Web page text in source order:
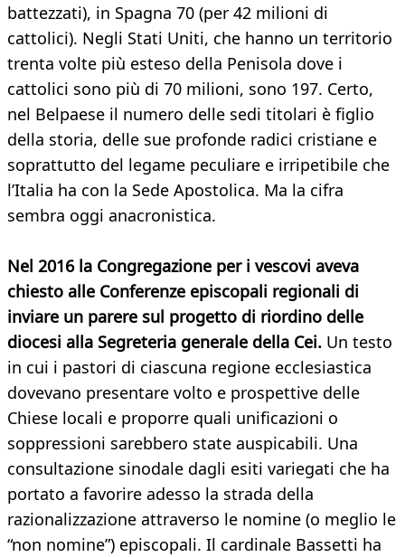
battezzati), in Spagna 70 (per 42 milioni di
cattolici). Negli Stati Uniti, che hanno un territorio
trenta volte più esteso della Penisola dove i
cattolici sono più di 70 milioni, sono 197. Certo,
nel Belpaese il numero delle sedi titolari è figlio
della storia, delle sue profonde radici cristiane e
soprattutto del legame peculiare e irripetibile che
l’Italia ha con la Sede Apostolica. Ma la cifra
sembra oggi anacronistica.
Nel 2016 la Congregazione per i vescovi aveva
chiesto alle Conferenze episcopali regionali di
inviare un parere sul progetto di riordino delle
diocesi alla Segreteria generale della Cei. Un testo
in cui i pastori di ciascuna regione ecclesiastica
dovevano presentare volto e prospettive delle
Chiese locali e proporre quali unificazioni o
soppressioni sarebbero state auspicabili. Una
consultazione sinodale dagli esiti variegati che ha
portato a favorire adesso la strada della
razionalizzazione attraverso le nomine (o meglio le
“non nomine”) episcopali. Il cardinale Bassetti ha